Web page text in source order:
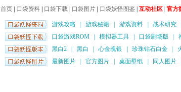
首页 口袋资料 口袋下载 口袋图片 口袋妖怪图鉴 互动社区 官方
游戏攻略 游戏秘籍 游戏资料 战术研究
口袋游戏ROM
模拟器工具 口袋剧场版
黑白2
黑白 心金魂银 珍珠钻石白金
最新图片
官方图片 桌面壁纸 同人图片